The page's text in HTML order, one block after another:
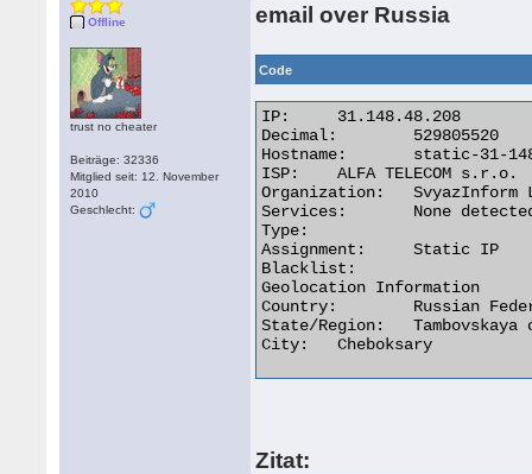
Offline
trust no cheater
Beiträge: 32336
Mitglied seit: 12. November
2010
Geschlecht:
email over Russia
Code
IP:	31.148.48.208
Decimal:	529805520
Hostname:	static-31-148-48-208.chebnet.ru
ISP:	ALFA TELECOM s.r.o.
Organization:	SvyazInform Ltd.
Services:	None detected
Type:
Assignment:	Static IP
Blacklist:
Geolocation Information
Country:	Russian Federation ru flag
State/Region:	Tambovskaya oblast
City:	Cheboksary
Zitat: